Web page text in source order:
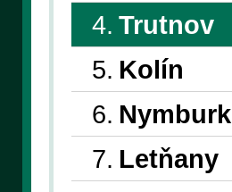
4. Trutnov
5. Kolín
6. Nymburk
7. Letňany